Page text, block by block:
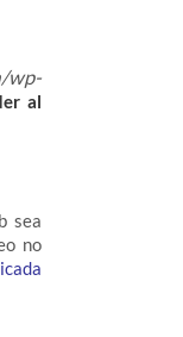
wp-
al
sea
no